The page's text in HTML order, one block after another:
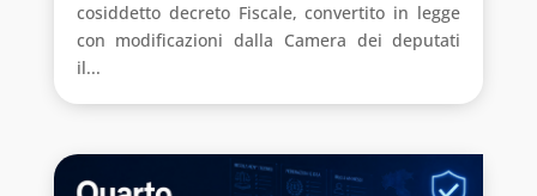
cosiddetto decreto Fiscale, convertito in legge
con modificazioni dalla Camera dei deputati
il...